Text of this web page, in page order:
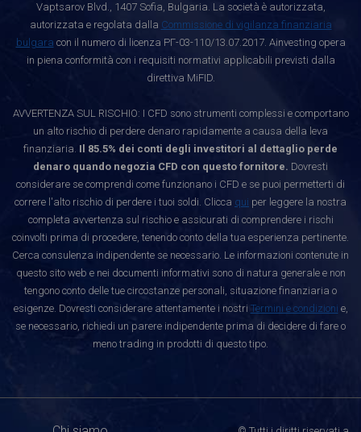
Vaptsarov Blvd., 1407 Sofia, Bulgaria. La società è autorizzata,
autorizzata e regolata dalla Commissione di vigilanza finanziaria
bulgara con il numero di licenza РГ-03-110/13.07.2017. Ainvesting opera
in piena conformità con i requisiti normativi applicabili previsti dalla
direttiva MiFID.
AVVERTENZA SUL RISCHIO: I CFD sono strumenti complessi e comportano
un alto rischio di perdere denaro rapidamente a causa della leva
finanziaria. Il 85.5% dei conti degli investitori al dettaglio perde
denaro quando negozia CFD con questo fornitore. Dovresti
considerare se comprendi come funzionano i CFD e se puoi permetterti di
correre l'alto rischio di perdere i tuoi soldi. Clicca qui per leggere la nostra
completa avvertenza sul rischio e assicurati di comprendere i rischi
coinvolti prima di procedere, tenendo conto della tua esperienza pertinente.
Cerca consulenza indipendente se necessario. Le informazioni contenute in
questo sito web e nei documenti informativi sono di natura generale e non
tengono conto delle tue circostanze personali, situazione finanziaria o
esigenze. Dovresti considerare attentamente i nostri Termini e condizioni e,
se necessario, richiedi un parere indipendente prima di decidere di fare o
meno trading in prodotti di questo tipo.